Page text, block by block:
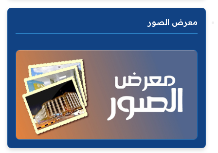
معرض الصور